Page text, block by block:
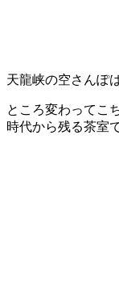
天龍峡の空さんぽ
ところ変わってこ
時代から残る茶室